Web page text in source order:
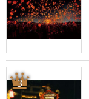
3